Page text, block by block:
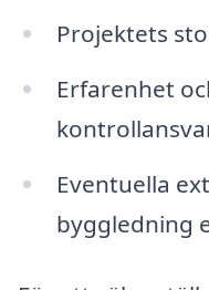
Projektets
Erfarenhet
Eventuella
byggledning